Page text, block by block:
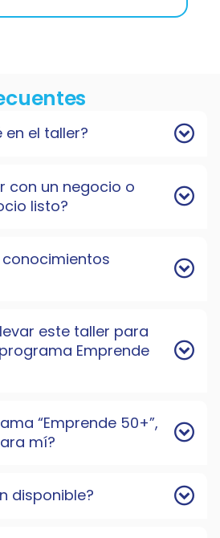
en el taller?
con un negocio o
listo?
este taller para
Emprende
“Emprende 50+”,
mí?
disponible?